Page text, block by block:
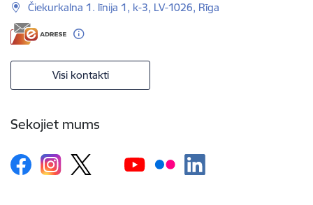
Čiekurkalna 1. līnija 1, k-3, LV-1026, Rīga
Visi kontakti
Sekojiet mums